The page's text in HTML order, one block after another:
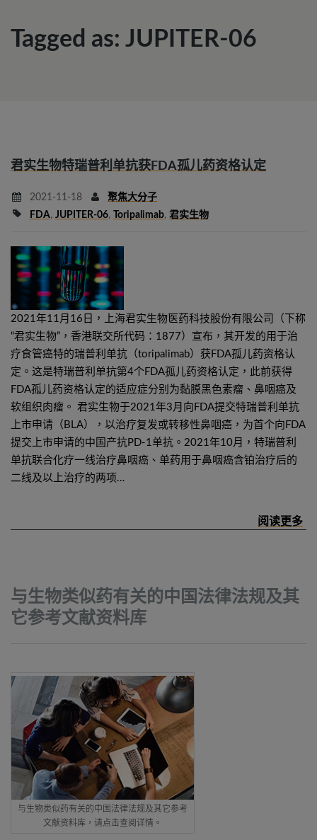
Tagged as: JUPITER-06
君实生物特瑞普利单抗获FDA孤儿药资格认定
2021-11-18
聚焦大分子
FDA, JUPITER-06, Toripalimab, 君实生物
2021年11月16日，上海君实生物医药科技股份有限公司（下称
“君实生物”，香港联交所代码：1877）宣布，其开发的用于治
疗食管癌特的瑞普利单抗（toripalimab）获FDA孤儿药资格认
定。这是特瑞普利单抗第4个FDA孤儿药资格认定，此前获得
FDA孤儿药资格认定的适应症分别为黏膜黑色素瘤、鼻咽癌及
软组织肉瘤。 君实生物于2021年3月向FDA提交特瑞普利单抗
上市申请（BLA），以治疗复发或转移性鼻咽癌，为首个向FDA
提交上市申请的中国产抗PD-1单抗。2021年10月，特瑞普利
单抗联合化疗一线治疗鼻咽癌、单药用于鼻咽癌含铂治疗后的
二线及以上治疗的两项…
与生物类似药有关的中国法律法规及其
它参考文献资料库
与生物类似药有关的中国法律法规及其它参考
文献资料库，请点击查阅详情。